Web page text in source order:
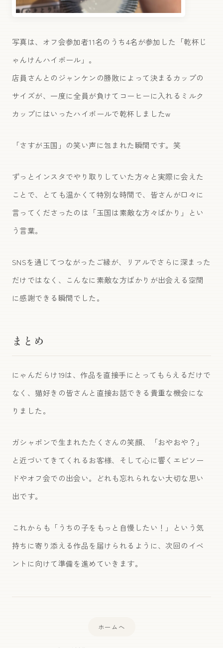
写真は、オフ会参加者11名のうち4名が参加した「乾杯じ
ゃんけんハイボール」。
店員さんとのジャンケンの勝敗によって決まるカップの
サイズが、一度に全員が負けてコーヒーに入れるミルク
カップにはいったハイボールで乾杯しましたw
「さすが玉国」の笑い声に包まれた瞬間です。笑
ずっとインスタでやり取りしていた方々と実際に会えた
ことで、とても温かくて特別な時間で、皆さんが口々に
言ってくださったのは「玉国は素敵な方々ばかり」とい
う言葉。
SNSを通じてつながったご縁が、リアルでさらに深まった
だけではなく、こんなに素敵な方ばかりが出会える空間
に感謝できる瞬間でした。
まとめ
にゃんだらけ19は、作品を直接手にとってもらえるだけで
なく、猫好きの皆さんと直接お話できる貴重な機会にな
りました。
ガシャポンで生まれたたくさんの笑顔、「おやおや？」
と近づいてきてくれるお客様、そして心に響くエピソー
ドやオフ会での出会い。どれも忘れられない大切な思い
出です。
これからも「うちの子をもっと自慢したい！」という気
持ちに寄り添える作品を届けられるように、次回のイベ
ントに向けて準備を進めていきます。
ホームへ